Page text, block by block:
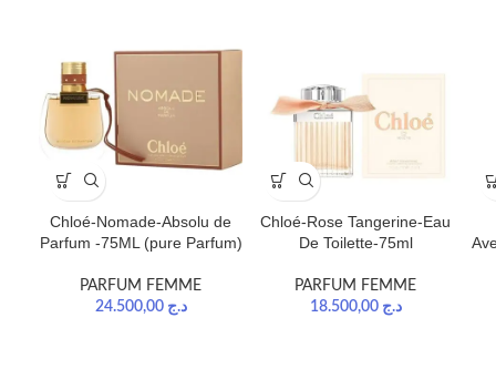
Chloé-Nomade-Absolu de
Parfum -75ML (pure Parfum)
PARFUM FEMME
د.ج 24.500,00
Chloé-Rose Tangerine-Eau
De Toilette-75ml
PARFUM FEMME
د.ج 18.500,00